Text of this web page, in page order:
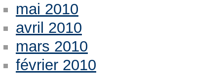
mai 2010
avril 2010
mars 2010
février 2010